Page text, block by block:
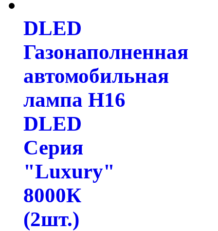
DLED
Газонаполненная
автомобильная
лампа H16
DLED
Серия
"Luxury"
8000К
(2шт.)